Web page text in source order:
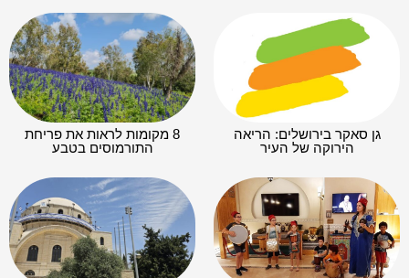
גן סאקר בירושלים: הריאה
הירוקה של העיר
8 מקומות לראות את פריחת
התורמוסים בטבע